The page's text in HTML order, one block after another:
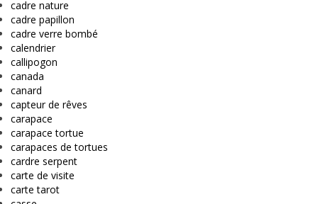
cadre nature
cadre papillon
cadre verre bombé
calendrier
callipogon
canada
canard
capteur de rêves
carapace
carapace tortue
carapaces de tortues
cardre serpent
carte de visite
carte tarot